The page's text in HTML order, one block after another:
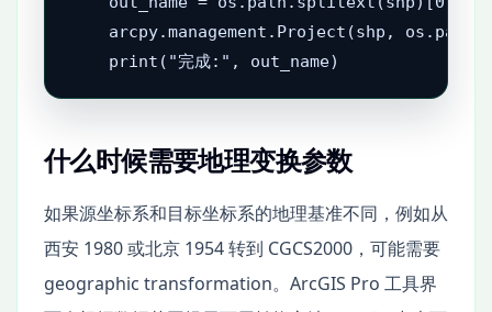
arcpy.management.Project(shp,
    print("完成:", out_name)
什么时候需要地理变换参数
如果源坐标系和目标坐标系的地理基准不同，例如从
西安 1980 或北京 1954 转到 CGCS2000，可能需要
geographic transformation。ArcGIS Pro 工具界